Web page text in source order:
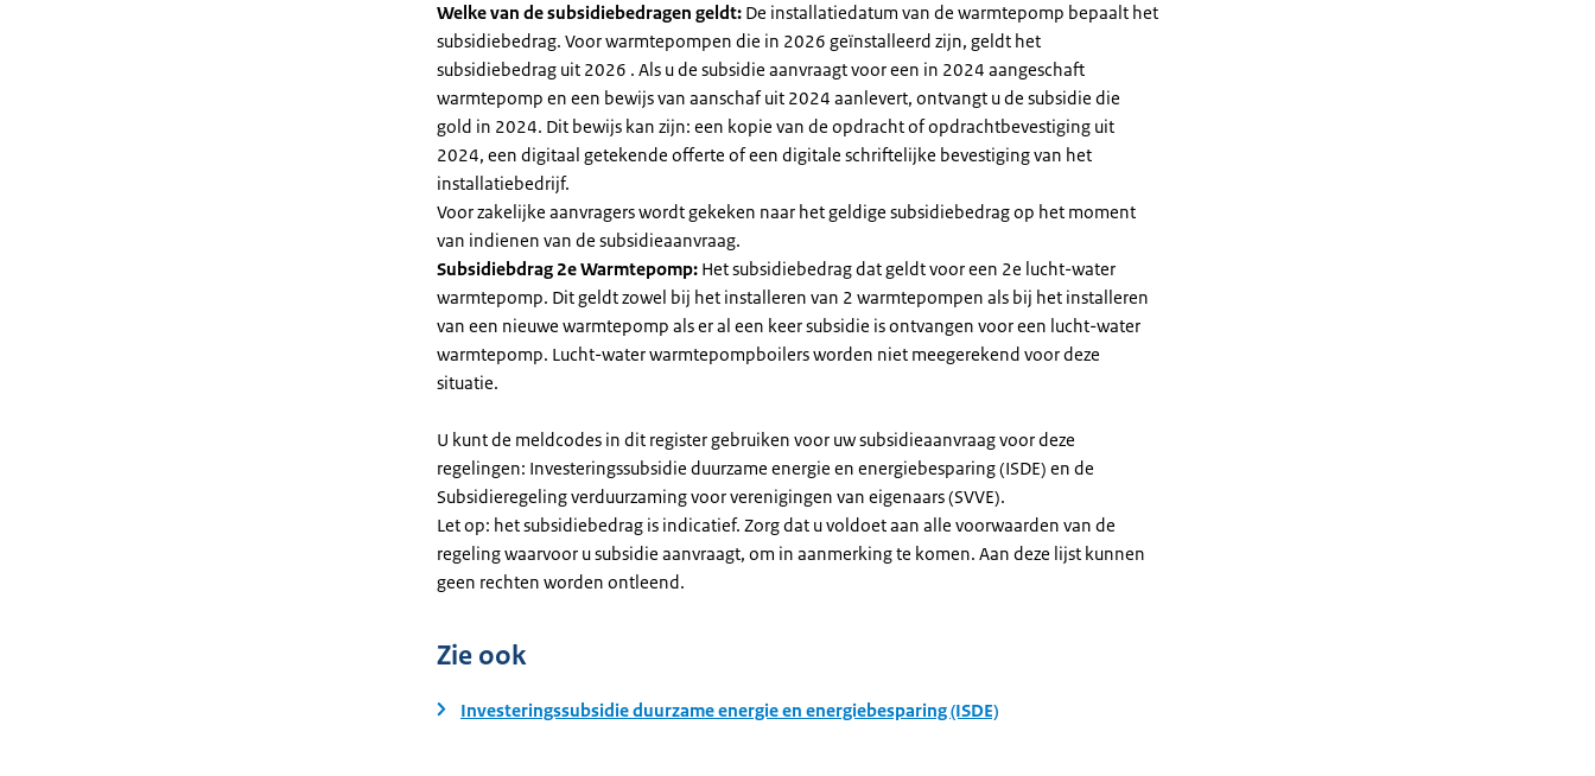
Welke van de subsidiebedragen geldt: De installatiedatum van de warmtepomp bepaalt het
subsidiebedrag. Voor warmtepompen die in 2026 geïnstalleerd zijn, geldt het
subsidiebedrag uit 2026 . Als u de subsidie aanvraagt voor een in 2024 aangeschaft
warmtepomp en een bewijs van aanschaf uit 2024 aanlevert, ontvangt u de subsidie die
gold in 2024. Dit bewijs kan zijn: een kopie van de opdracht of opdrachtbevestiging uit
2024, een digitaal getekende offerte of een digitale schriftelijke bevestiging van het
installatiebedrijf.
Voor zakelijke aanvragers wordt gekeken naar het geldige subsidiebedrag op het moment
van indienen van de subsidieaanvraag.
Subsidiebdrag 2e Warmtepomp: Het subsidiebedrag dat geldt voor een 2e lucht-water
warmtepomp. Dit geldt zowel bij het installeren van 2 warmtepompen als bij het installeren
van een nieuwe warmtepomp als er al een keer subsidie is ontvangen voor een lucht-water
warmtepomp. Lucht-water warmtepompboilers worden niet meegerekend voor deze
situatie.
U kunt de meldcodes in dit register gebruiken voor uw subsidieaanvraag voor deze
regelingen: Investeringssubsidie duurzame energie en energiebesparing (ISDE) en de
Subsidieregeling verduurzaming voor verenigingen van eigenaars (SVVE).
Let op: het subsidiebedrag is indicatief. Zorg dat u voldoet aan alle voorwaarden van de
regeling waarvoor u subsidie aanvraagt, om in aanmerking te komen. Aan deze lijst kunnen
geen rechten worden ontleend.
Zie ook
Investeringssubsidie duurzame energie en energiebesparing (ISDE)